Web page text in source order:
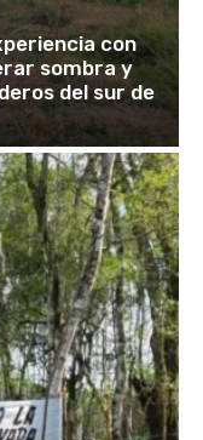
con
sombra y
del sur de